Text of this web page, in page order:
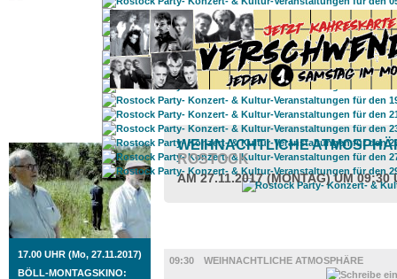
ROSTOCK TAGESTIPP
17.00 UHR (Mo, 27.11.2017)
BÖLL-MONTAGSKINO:
WEIHNACHTLICHE
ROSTOCK
AM 27.11.2017 (MONTAG) UM 09:30
09:30
WEIHNACHTLICHE ATMOSPHÄRE